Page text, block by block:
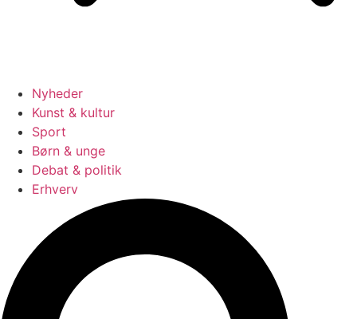
Nyheder
Kunst & kultur
Sport
Børn & unge
Debat & politik
Erhverv